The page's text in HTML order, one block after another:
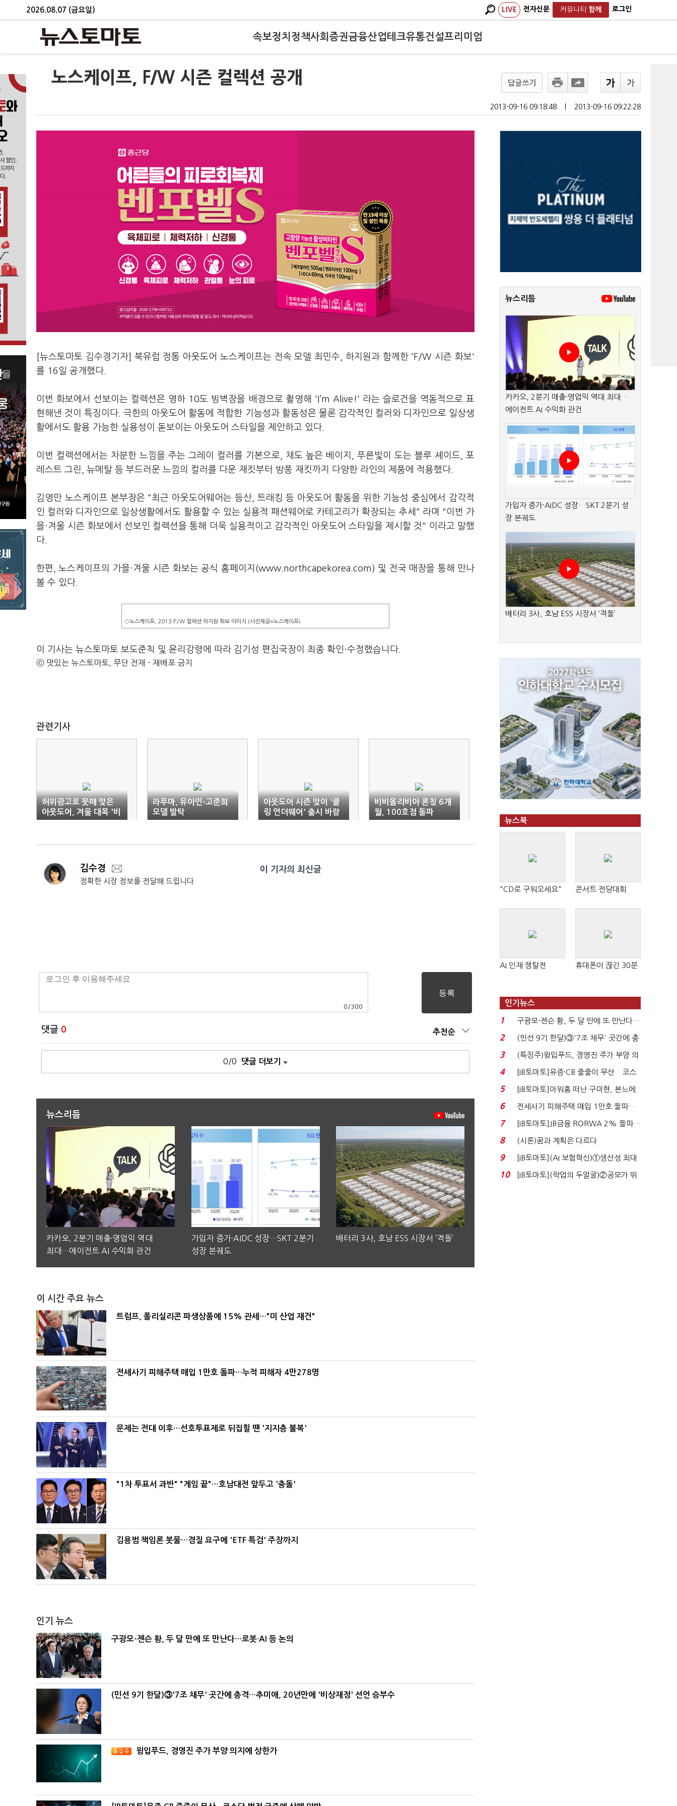
2026.08.07 (금요일) LIVE 전자신문 커뮤니티 함께 로그인
속보정치 정책사회 증권금융산업테크유통건설프리미엄
노스케이프, F/W 시즌 컬렉션 공개 답글쓰기
2013-09-16 09:18:48 2013-09-16 09:22:28
[뉴스토마토 김수경기자] 북유럽 정통 아웃도어 노스케이프는 전속 모델 최민수, 하지원과 함께한 'F/W 시즌 화보'
를 16일 공개했다.
이번 화보에서 선보이는 컬렉션은 영하 10도 빙벽장을 배경으로 촬영해 'I’m Alive!' 라는 슬로건을 역동적으로 표
현해낸 것이 특징이다. 극한의 아웃도어 활동에 적합한 기능성과 활동성은 물론 감각적인 컬러와 디자인으로 일상생
활에서도 활용 가능한 실용성이 돋보이는 아웃도어 스타일을 제안하고 있다.
이번 컬렉션에서는 차분한 느낌을 주는 그레이 컬러를 기본으로, 채도 높은 베이지, 푸른빛이 도는 블루 셰이드, 포
레스트 그린, 뉴메탈 등 부드러운 느낌의 컬러를 다운 재킷부터 방풍 재킷까지 다양한 라인의 제품에 적용했다.
김영만 노스케이프 본부장은 "최근 아웃도어웨어는 등산, 트래킹 등 아웃도어 활동을 위한 기능성 중심에서 감각적
인 컬러와 디자인으로 일상생활에서도 활용할 수 있는 실용적 패션웨어로 카테고리가 확장되는 추세" 라며 "이번 가
을·겨울 시즌 화보에서 선보인 컬렉션을 통해 더욱 실용적이고 감각적인 아웃도어 스타일을 제시할 것" 이라고 말했
다.
한편, 노스케이프의 가을·겨울 시즌 화보는 공식 홈페이지(www.northcapekorea.com) 및 전국 매장을 통해 만나
볼 수 있다.
◇노스케이프, 2013 F/W 컬렉션 하지원 화보 이미지.(사진제공=노스케이프)
이 기사는 뉴스토마토 보도준칙 및 윤리강령에 따라 김기성 편집국장이 최종 확인·수정했습니다.
ⓒ 맛있는 뉴스토마토, 무단 전재 - 재배포 금지
관련기사
허위광고로 뭇매 맞은
아웃도어, 겨울 대목 '비
상'
라푸마, 유아인-고준희
모델 발탁
아웃도어 시즌 맞이 '쿨
링 언더웨어' 출시 바람
비비올리비아 론칭 6개
월, 100호점 돌파
김수경
정확한 시장 정보를 전달해 드립니다
이 기자의 최신글
0 /300
댓글 0 추천순
0/0 댓글 더보기
뉴스리듬
카카오, 2분기 매출·영업익 역대
최대…에이전트 AI 수익화 관건
가입자 증가·AIDC 성장…SKT 2분기
성장 본궤도
배터리 3사, 호남 ESS 시장서 ‘격돌’
이 시간 주요 뉴스
트럼프, 폴리실리콘 파생상품에 15% 관세…"미 산업 재건"
전세사기 피해주택 매입 1만호 돌파…누적 피해자 4만278명
문제는 전대 이후…선호투표제로 뒤집힐 땐 '지지층 불복'
"1차 투표서 과반" "게임 끝"…호남대전 앞두고 '충돌'
김용범 책임론 봇물…경질 요구에 'ETF 특검' 주장까지
인기 뉴스
구광모-젠슨 황, 두 달 만에 또 만난다…로봇·AI 등 논의
(민선 9기 한달)③'7조 채무' 곳간에 충격…추미애, 20년만에 '비상재정' 선언 승부수
윙입푸드, 경영진 주가 부양 의지에 상한가
뉴스리듬
카카오, 2분기 매출·영업익 역대 최대…
에이전트 AI 수익화 관건
가입자 증가·AIDC 성장…SKT 2분기 성
장 본궤도
배터리 3사, 호남 ESS 시장서 ‘격돌’
뉴스북
"CD로 구워오세요" 콘서트 전당대회
AI 인재 쟁탈전 휴대폰이 끊긴 30분
인기뉴스
1
구광모-젠슨 황, 두 달 만에 또 만난다…
로봇·AI 등 논...
2
(민선 9기 한달)③'7조 채무' 곳간에 충
격…추미애, 20년...
3
(특징주)윙입푸드, 경영진 주가 부양 의
지에 상한가...
4
[IB토마토]유증·CB 줄줄이 무산…코스
닥 벌점 급증에 ...
5
[IB토마토]아워홈 떠난 구미현, 본느에
340억 베팅…가...
6
전세사기 피해주택 매입 1만호 돌파…
누적 피해자 4만2...
7
[IB토마토]JB금융 RORWA 2% 돌파…
실적 견인은 은행 ...
8 (시론)꿈과 계획은 다르다
9
[IB토마토](AI 보험혁신)①생산성 최대
80% 개선…현실...
10
[IB토마토](락업의 두얼굴)②공모가 뛰